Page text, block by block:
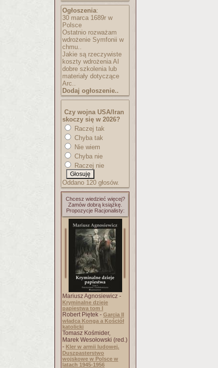
Ogłoszenia:
30 marca 1689r w
Polsce
Ostatnio rozważam
wdrożenie Symfonii w
chmu..
Jakie są rzeczywiste
koszty wdrożenia AI
dobre szkolenia lub
materiały dotyczące
Arc..
Dodaj ogłoszenie..
Czy wojna USA/Iran
skoczy się w 2026?
Raczej tak
Chyba tak
Nie wiem
Chyba nie
Raczej nie
Oddano 120 głosów.
Chcesz wiedzieć więcej?
Zamów dobrą książkę.
Propozycje Racjonalisty:
Mariusz Agnosiewicz -
Kryminalne dzieje
papiestwa tom I
Robert Piętek - Garcia II
władca Konga a Kościół
katolicki
Tomasz Kośmider,
Marek Wesołowski (red.)
- Kler w armii ludowej.
Duszpasterstwo
wojskowe w Polsce w
latach 1945-1956